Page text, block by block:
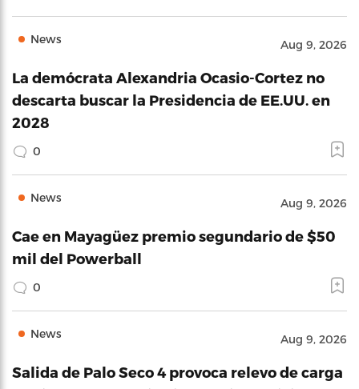
News Aug 9, 2026
La demócrata Alexandria Ocasio-Cortez no
descarta buscar la Presidencia de EE.UU. en
2028
0
News Aug 9, 2026
Cae en Mayagüez premio segundario de $50
mil del Powerball
0
News Aug 9, 2026
Salida de Palo Seco 4 provoca relevo de carga